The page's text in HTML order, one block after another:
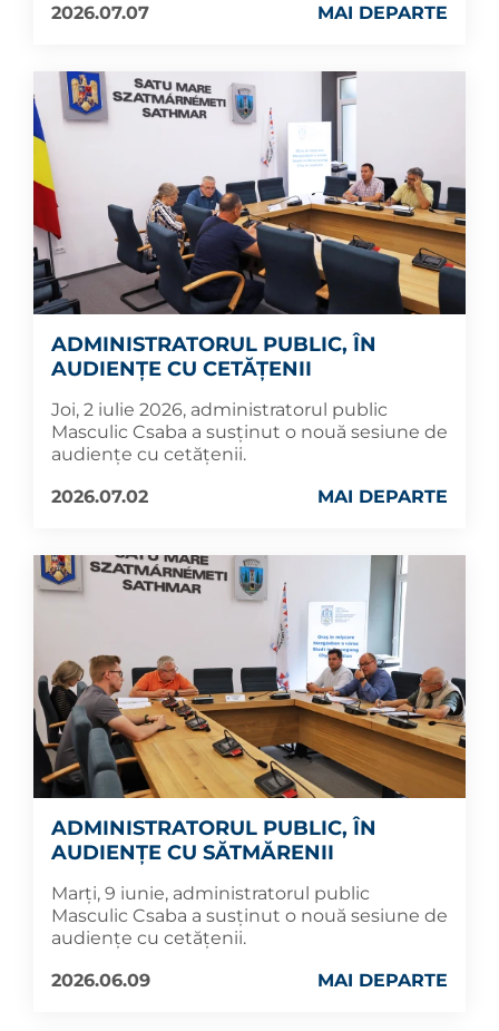
2026.07.07
MAI DEPARTE
ADMINISTRATORUL PUBLIC, ÎN
AUDIENȚE CU CETĂȚENII
Joi, 2 iulie 2026, administratorul public
Masculic Csaba a susținut o nouă sesiune de
audiențe cu cetățenii.
2026.07.02
MAI DEPARTE
ADMINISTRATORUL PUBLIC, ÎN
AUDIENȚE CU SĂTMĂRENII
Marți, 9 iunie, administratorul public
Masculic Csaba a susținut o nouă sesiune de
audiențe cu cetățenii.
2026.06.09
MAI DEPARTE